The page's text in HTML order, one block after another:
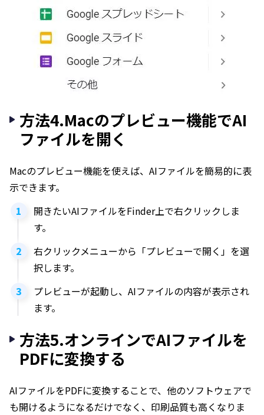
方法4.Macのプレビュー機能でAI
ファイルを開く
Macのプレビュー機能を使えば、AIファイルを簡易的に表
示できます。
開きたいAIファイルをFinder上で右クリックしま
す。
右クリックメニューから「プレビューで開く」を選
択します。
プレビューが起動し、AIファイルの内容が表示され
ます。
方法5.オンラインでAIファイルを
PDFに変換する
AIファイルをPDFに変換することで、他のソフトウェアで
も開けるようになるだけでなく、印刷品質も高くなりま